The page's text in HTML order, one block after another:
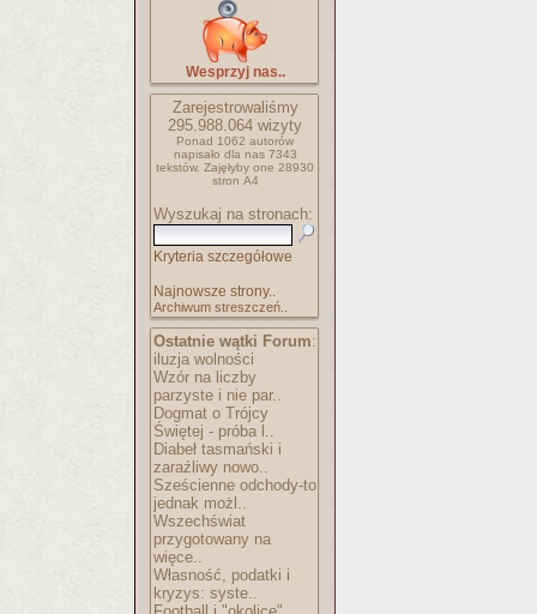
Wesprzyj nas..
Zarejestrowaliśmy
295.988.064 wizyty
Ponad 1062 autorów
napisało dla nas 7343
tekstów. Zajęłyby one 28930
stron A4
Wyszukaj na stronach:
Kryteria szczegółowe
Najnowsze strony..
Archiwum streszczeń..
Ostatnie wątki Forum:
iluzja wolności
Wzór na liczby
parzyste i nie par..
Dogmat o Trójcy
Świętej - próba l..
Diabeł tasmański i
zaraźliwy nowo..
Sześcienne odchody-to
jednak możl..
Wszechświat
przygotowany na
więce..
Własność, podatki i
kryzys: syste..